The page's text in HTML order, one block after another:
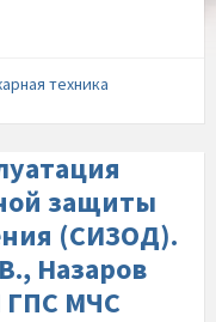
техника
защиты
(СИЗОД).
Назаров
МЧС